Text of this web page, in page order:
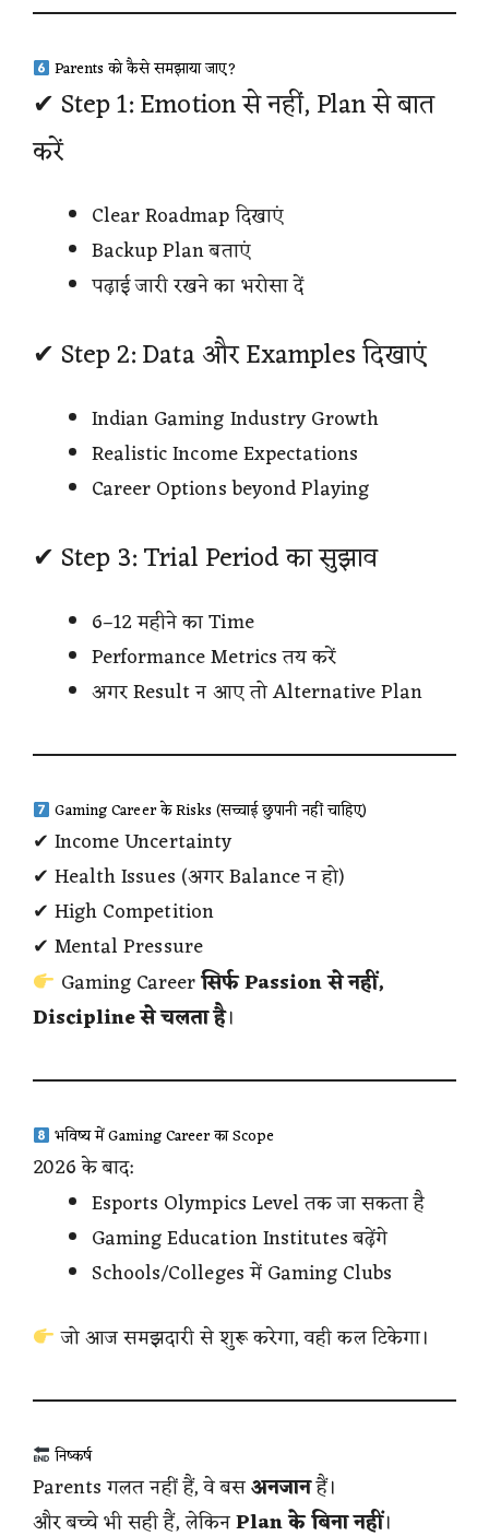
Parents को कैसे समझाया जाए?
✔ Step 1: Emotion से नहीं, Plan से बात
करें
Clear Roadmap दिखाएं
Backup Plan बताएं
पढ़ाई जारी रखने का भरोसा दें
✔ Step 2: Data और Examples दिखाएं
Indian Gaming Industry Growth
Realistic Income Expectations
Career Options beyond Playing
✔ Step 3: Trial Period का सुझाव
6–12 महीने का Time
Performance Metrics तय करें
अगर Result न आए तो Alternative Plan
Gaming Career के Risks (सच्चाई छुपानी नहीं चाहिए)
✔ Income Uncertainty
✔ Health Issues (अगर Balance न हो)
✔ High Competition
✔ Mental Pressure
Gaming Careerसिर्फ Passion से नहीं,
Discipline से चलता है।
भविष्य में Gaming Career का Scope
2026 के बाद:
Esports Olympics Level तक जा सकता है
Gaming Education Institutes बढ़ेंगे
Schools/Colleges में Gaming Clubs
जो आज समझदारी से शुरू करेगा, वही कल टिकेगा।
निष्कर्ष
Parents गलत नहीं हैं, वे बसअनजानहैं।
और बच्चे भी सही हैं, लेकिनPlan के बिना नहीं।